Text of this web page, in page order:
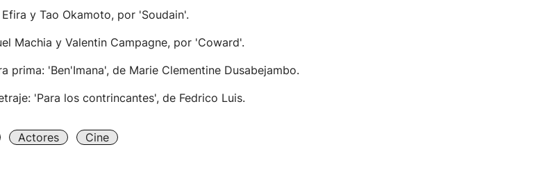
y Tao Okamoto, por 'Soudain'.
Machia y Valentin Campagne, por 'Coward'.
prima: 'Ben'Imana', de Marie Clementine Dusabejambo.
'Para los contrincantes', de Fedrico Luis.
Actores Cine